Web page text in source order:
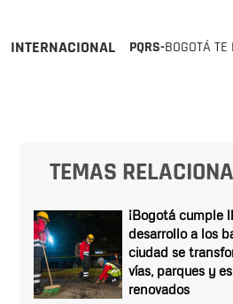
INTERNACIONAL PQRS-BOGOTÁ
TEMAS
¡Bogotá cumple
desarrollo a los
ciudad se
vías, parques y
renovados